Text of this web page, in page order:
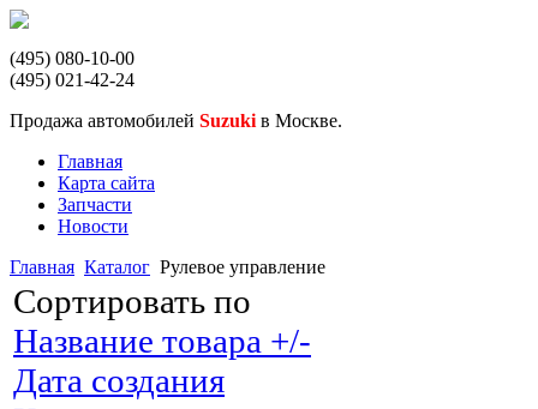
(495) 080-10-00
(495) 021-42-24
Продажа автомобилей Suzuki в Москве.
Главная
Карта сайта
Запчасти
Новости
Главная Каталог Рулевое управление
Сортировать по
Название товара +/-
Дата создания